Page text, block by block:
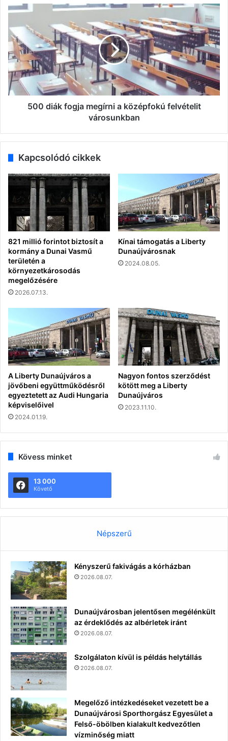
500
fogja
megírni
a
középfokú
felvételit
városunkban
500 diák fogja megírni a középfokú felvételit
városunkban
Kapcsolódó cikkek
821 millió forintot biztosít a
kormány a Dunai Vasmű
területén a
környezetkárosodás
megelőzésére
2026.07.13.
Kínai támogatás a Liberty
Dunaújvárosnak
2024.08.05.
A Liberty Dunaújváros a
jövőbeni együttműködésről
egyeztetett az Audi Hungaria
képviselőivel
2024.01.19.
Nagyon fontos szerződést
kötött meg a Liberty
Dunaújváros
2023.11.10.
Kövess minket
13 000
Követő
Népszerű
Kényszerű fakivágás a kórházban
2026.08.07.
Dunaújvárosban jelentősen megélénkült
az érdeklődés az albérletek iránt
2026.08.07.
Szolgálaton kívül is példás helytállás
2026.08.07.
Megelőző intézkedéseket vezetett be a
Dunaújvárosi Sporthorgász Egyesület a
Felső-öbölben kialakult kedvezőtlen
vízminőség miatt